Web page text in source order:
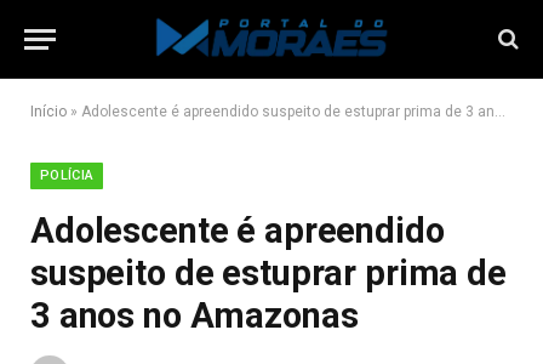
Início » Adolescente é apreendido suspeito de estuprar prima de 3 anos no Amazonas
POLÍCIA
Adolescente é apreendido
suspeito de estuprar prima de
3 anos no Amazonas